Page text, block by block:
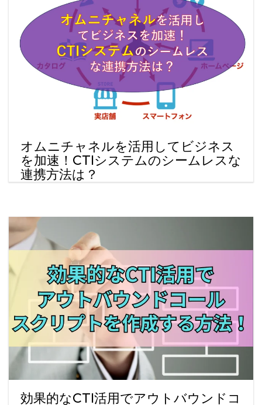
オムニチャネルを活用してビジネス
を加速！CTIシステムのシームレスな
連携方法は？
効果的なCTI活用でアウトバウンドコ